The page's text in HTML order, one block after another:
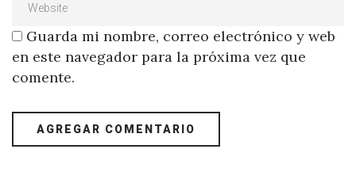
Guarda mi nombre, correo electrónico y web
en este navegador para la próxima vez que
comente.